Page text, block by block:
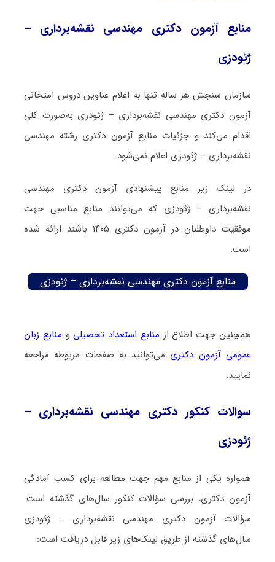
منابع آزمون دکتری مهندسی نقشه‌برداری –
ژئودزی
سازمان سنجش هر ساله تنها به اعلام عناوین دروس امتحانی
آزمون دکتری مهندسی نقشه‌برداری – ژئودزی به‌صورت کلی
اقدام می‌کند و جزئیات منابع آزمون دکتری رشته مهندسی
نقشه‌برداری – ژئودزی اعلام نمی‌شود.
در لینک زیر منابع پیشنهادی آزمون دکتری مهندسی
نقشه‌برداری – ژئودزی که می‌توانند منابع مناسبی جهت
موفقیت داوطلبان در آزمون دکتری ۱۴۰۵ باشند ارائه شده
است.
منابع آزمون دکتری مهندسی نقشه‌برداری – ژئودزی
همچنین جهت اطلاع از منابع استعداد تحصیلیو منابع زبان
عمومی آزمون دکتری می‌توانید به صفحات مربوطه مراجعه
نمایید.
سوالات کنکور دکتری مهندسی نقشه‌برداری –
ژئودزی
همواره یکی از منابع مهم جهت مطالعه برای کسب آمادگی
آزمون دکتری، بررسی سؤالات کنکور سال‌های گذشته است.
سؤالات آزمون دکتری مهندسی نقشه‌برداری – ژئودزی
سال‌های گذشته از طریق لینک‌های زیر قابل دریافت است: